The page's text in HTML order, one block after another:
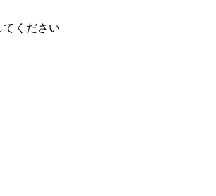
してください
2